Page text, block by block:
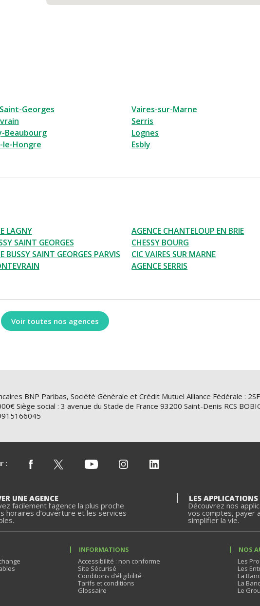
Georges
Vaires-sur-Marne
Serris
Beaubourg
Lognes
le-Hongre Esbly
LAGNY
AGENCE CHANTELOUP EN BRIE
SAINT GEORGES
CHESSY BOURG
BUSSY SAINT GEORGES PARVIS
CIC VAIRES SUR MARNE
AGENCE SERRIS
Voir toutes nos agences
BNP Paribas, Société Générale et Crédit Mutuel Alliance Fédérale : 2SF
Siège social : 3 avenue du Stade de France 93200 Saint-Denis RCS
:
UNE AGENCE
facilement l’agence la plus proche
horaires d’ouverture et les services
LES
Découvrez nos
vos comptes, payer
simplifier la vie.
INFORMATIONS
Accessibilité : non conforme
Site Sécurisé
Conditions d’éligibilité
Tarifs et conditions
Glossaire
NOS
Les
Les
La
La
Le